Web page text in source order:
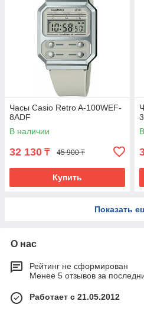
Часы Casio Retro A-100WEF-
8ADF
В наличии
32 130 ₸ 45 900 ₸
Купить
Показать
О нас
Рейтинг не сформирован
Менее 5 отзывов за
Работает с 21.05.2012